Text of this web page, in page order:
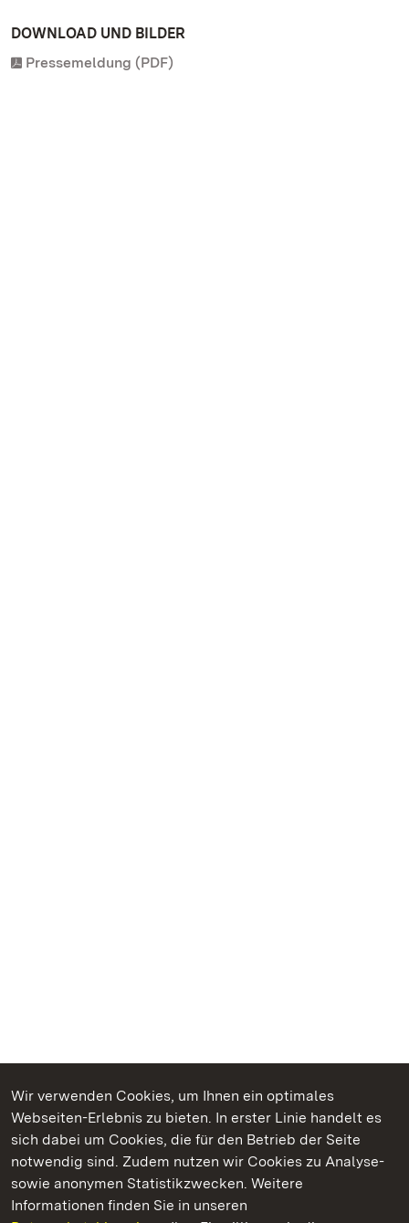
Wir verwenden Cookies, um Ihnen ein optimales
Webseiten-Erlebnis zu bieten. In erster Linie handelt es
sich dabei um Cookies, die für den Betrieb der Seite
notwendig sind. Zudem nutzen wir Cookies zu Analyse-
sowie anonymen Statistikzwecken. Weitere
Informationen finden Sie in unseren
DOWNLOAD UND BILDER
Pressemeldung (PDF)
Kommen. Staunen. Genießen.